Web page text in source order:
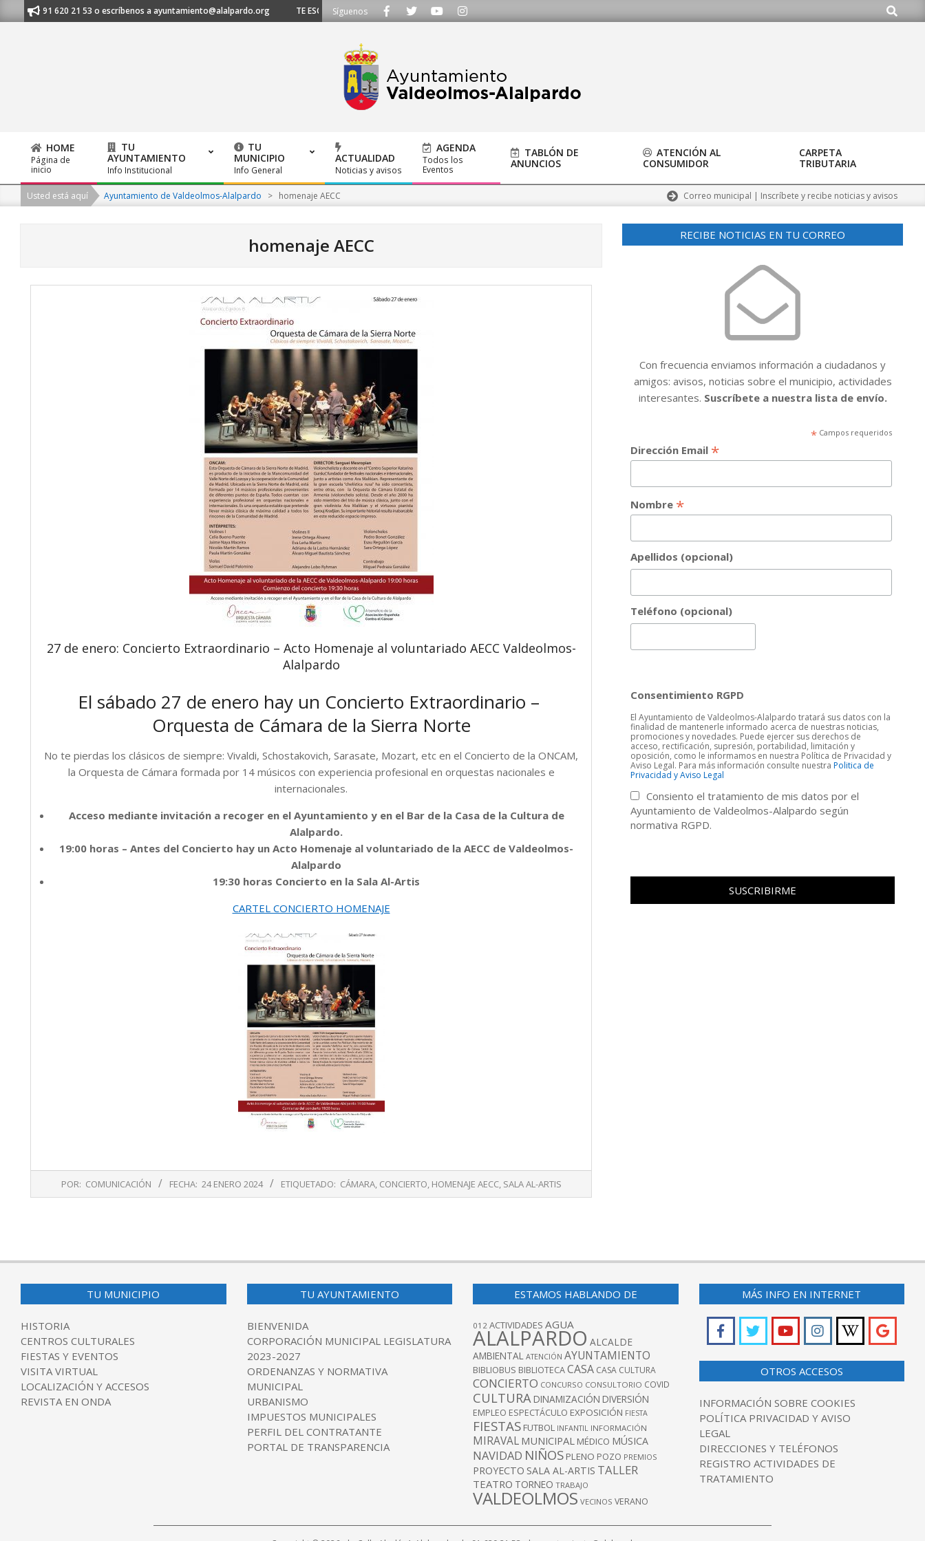
to
al 91 620 21 53 o escríbenos a ayuntamiento@alalpardo.org TE ESCUCHAMOS - Llámanos al 91 620 21 53 o escríbenos a ayuntamiento@alalpardo.org
Síguenos Buscar
Primary
Navigation
Menu
HOME
Página de
inicio
TU
AYUNTAMIENTO
Info Institucional
TU
MUNICIPIO
Info General
ACTUALIDAD
Noticias y avisos
AGENDA
Todos los
Eventos
TABLÓN DE
ANUNCIOS
ATENCIÓN AL
CONSUMIDOR
CARPETA
TRIBUTARIA
Usted está aquí Ayuntamiento de Valdeolmos-Alalpardo > homenaje AECC Correo municipal | Inscríbete y recibe noticias y avisos
homenaje AECC
27 de enero: Concierto Extraordinario – Acto Homenaje al voluntariado AECC Valdeolmos-
Alalpardo
El sábado 27 de enero hay un Concierto Extraordinario –
Orquesta de Cámara de la Sierra Norte
No te pierdas los clásicos de siempre: Vivaldi, Schostakovich, Sarasate, Mozart, etc en el Concierto de la ONCAM,
la Orquesta de Cámara formada por 14 músicos con experiencia profesional en orquestas nacionales e
internacionales.
Acceso mediante invitación a recoger en el Ayuntamiento y en el Bar de la Casa de la Cultura de
Alalpardo.
19:00 horas – Antes del Concierto hay un Acto Homenaje al voluntariado de la AECC de Valdeolmos-
Alalpardo
19:30 horas Concierto en la Sala Al-Artis
CARTEL CONCIERTO HOMENAJE
POR: COMUNICACIÓN FECHA: 24 ENERO 2024 ETIQUETADO: CÁMARA, CONCIERTO, HOMENAJE AECC, SALA AL-ARTIS
RECIBE NOTICIAS EN TU CORREO
Con frecuencia enviamos información a ciudadanos y
amigos: avisos, noticias sobre el municipio, actividades
interesantes. Suscríbete a nuestra lista de envío.
* Campos requeridos
Dirección Email *
Nombre *
Apellidos (opcional)
Teléfono (opcional)
Consentimiento RGPD
El Ayuntamiento de Valdeolmos-Alalpardo tratará sus datos con la
finalidad de mantenerle informado acerca de nuestras noticias,
promociones y novedades. Puede ejercer sus derechos de
acceso, rectificación, supresión, portabilidad, limitación y
oposición, como le informamos en nuestra Política de Privacidad y
Aviso Legal. Para más información consulte nuestraPolitica de
Privacidad y Aviso Legal
Consiento el tratamiento de mis datos por el
Ayuntamiento de Valdeolmos-Alalpardo según
normativa RGPD.
TU MUNICIPIO
HISTORIA
CENTROS CULTURALES
FIESTAS Y EVENTOS
VISITA VIRTUAL
LOCALIZACIÓN Y ACCESOS
REVISTA EN ONDA
TU AYUNTAMIENTO
BIENVENIDA
CORPORACIÓN MUNICIPAL LEGISLATURA
2023-2027
ORDENANZAS Y NORMATIVA
MUNICIPAL
URBANISMO
IMPUESTOS MUNICIPALES
PERFIL DEL CONTRATANTE
PORTAL DE TRANSPARENCIA
ESTAMOS HABLANDO DE
012 ACTIVIDADES AGUA
ALALPARDO ALCALDE
AMBIENTAL ATENCIÓN AYUNTAMIENTO
BIBLIOBUS BIBLIOTECACASA CASA CULTURA
CONCIERTO CONCURSO CONSULTORIO COVID
CULTURA DINAMIZACIÓN DIVERSIÓN
EMPLEO ESPECTÁCULO EXPOSICIÓN FIESTA
FIESTAS FUTBOL INFANTIL INFORMACIÓN
MIRAVAL MUNICIPAL MÉDICO MÚSICA
NAVIDAD NIÑOS PLENO POZO PREMIOS
PROYECTO SALA AL-ARTIS TALLER
TEATRO TORNEO TRABAJO
VALDEOLMOS VECINOS VERANO
MÁS INFO EN INTERNET
OTROS ACCESOS
INFORMACIÓN SOBRE COOKIES
POLÍTICA PRIVACIDAD Y AVISO
LEGAL
DIRECCIONES Y TELÉFONOS
REGISTRO ACTIVIDADES DE
TRATAMIENTO